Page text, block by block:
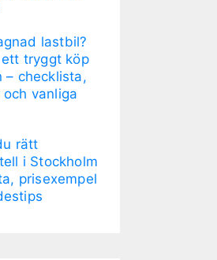
lastbil?
tryggt köp
– checklista,
vanliga
rätt
i Stockholm
prisexempel